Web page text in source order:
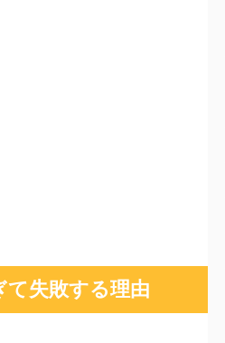
失敗する理由